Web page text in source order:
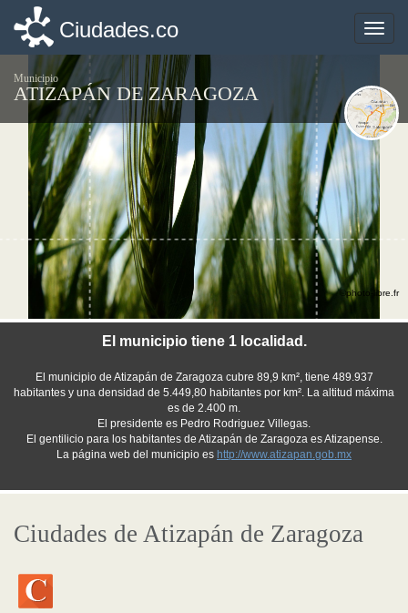
Toggle
Ciudades.co
Municipio
ATIZAPÁN DE ZARAGOZA
El municipio tiene 1 localidad.
El municipio de Atizapán de Zaragoza cubre 89,9 km², tiene 489.937
habitantes y una densidad de 5.449,80 habitantes por km². La altitud máxima
es de 2.400 m.
El presidente es Pedro Rodriguez Villegas.
El gentilicio para los habitantes de Atizapán de Zaragoza es Atizapense.
La página web del municipio es http://www.atizapan.gob.mx
©photo-libre.fr
Ciudades de Atizapán de Zaragoza
Toggle
Ciudades.co